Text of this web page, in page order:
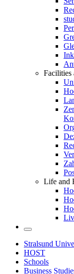
Facilities
Life and
Stralsund
HOST
Schools
Business